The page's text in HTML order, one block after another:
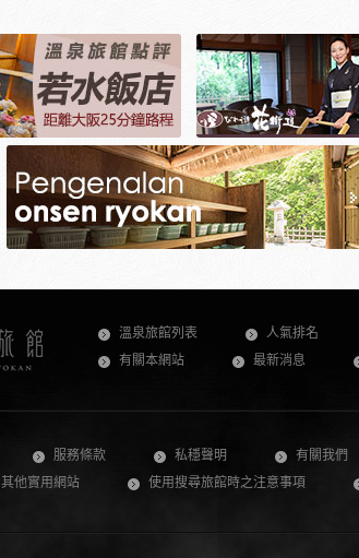
溫泉旅館列表 人氣排名
有關本網站
最新消息
服務條款 私穩聲明 有關我們
其他實用網站 使用搜尋旅館時之注意事項